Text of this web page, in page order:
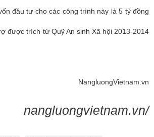
đầu tư cho các công trình này là 5 tỷ đồng
được trích từ Quỹ An sinh Xã hội 2013-2014
NangluongVietnam.vn
nangluongvietnam.vn/